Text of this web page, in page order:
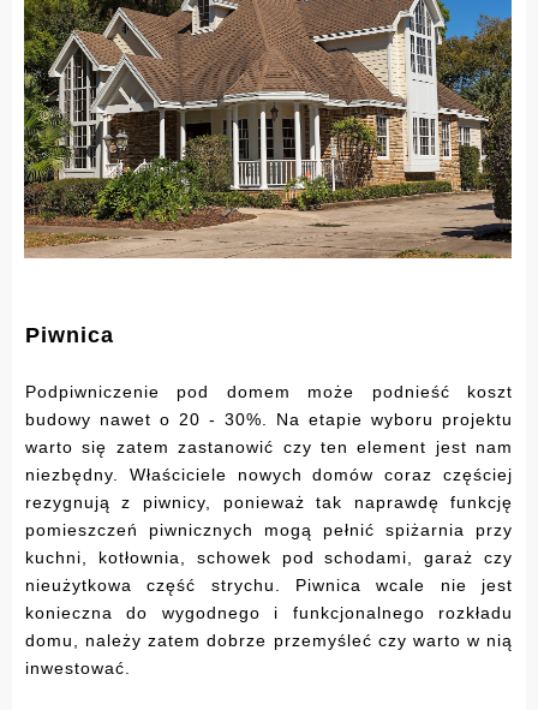
Piwnica
Podpiwniczenie pod domem może podnieść koszt
budowy nawet o 20 - 30%. Na etapie wyboru projektu
warto się zatem zastanowić czy ten element jest nam
niezbędny. Właściciele nowych domów coraz częściej
rezygnują z piwnicy, ponieważ tak naprawdę funkcję
pomieszczeń piwnicznych mogą pełnić spiżarnia przy
kuchni, kotłownia, schowek pod schodami, garaż czy
nieużytkowa część strychu. Piwnica wcale nie jest
konieczna do wygodnego i funkcjonalnego rozkładu
domu, należy zatem dobrze przemyśleć czy warto w nią
inwestować.